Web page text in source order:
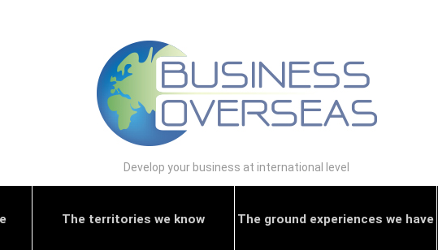
Develop your business at international level
The territories we know The ground experiences we have